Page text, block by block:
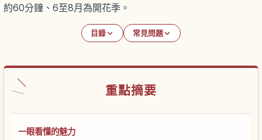
約60分鐘、6至8月為開花季。
目錄 常見問題
重點摘要
一眼看懂的魅力